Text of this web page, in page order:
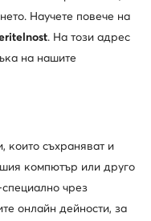
· Черен
€
Научете повече на
. На този адрес
на нашите
които съхраняват и
компютър или друго
чрез
онлайн дейности, за